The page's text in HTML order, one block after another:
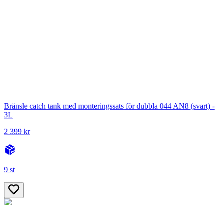
Bränsle catch tank med monteringssats för dubbla 044 AN8 (svart) -
3L
2 399 kr
9 st